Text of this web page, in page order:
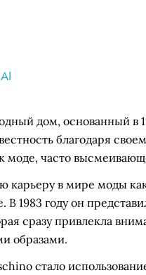
дом, основанный в
благодаря
моде, часто
карьеру в мире моды
В 1983 году он
сразу привлекла
образами.
стало